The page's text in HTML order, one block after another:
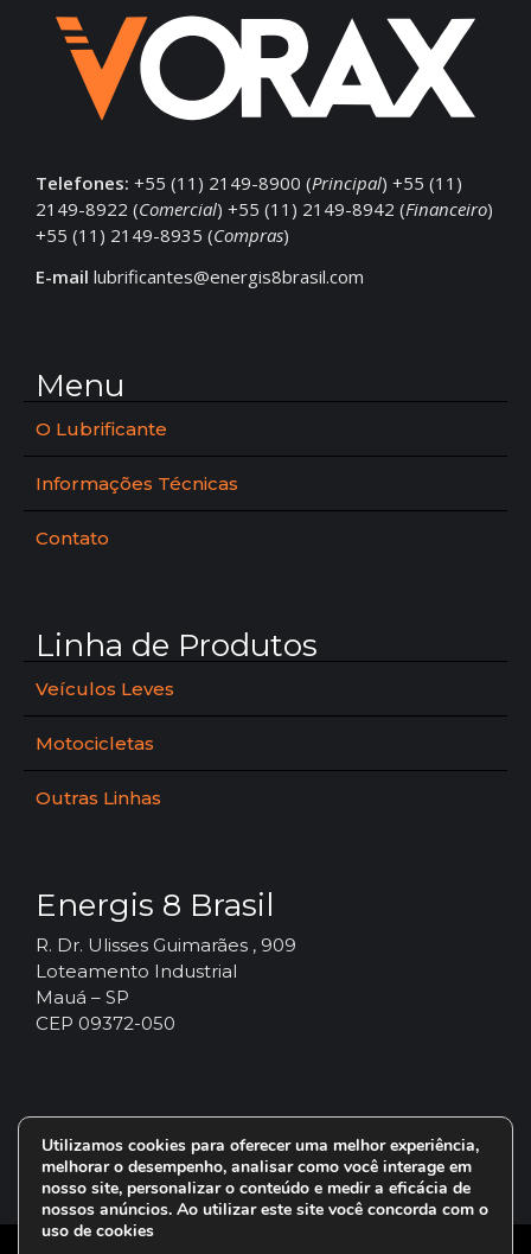
Telefones: +55 (11) 2149-8900 (Principal) +55 (11)
2149-8922 (Comercial) +55 (11) 2149-8942 (Financeiro)
+55 (11) 2149-8935 (Compras)
E-mail lubrificantes@energis8brasil.com
Menu
O Lubrificante
Informações Técnicas
Contato
Linha de Produtos
Veículos Leves
Motocicletas
Outras Linhas
Energis 8 Brasil
R. Dr. Ulisses Guimarães , 909
Loteamento Industrial
Mauá – SP
CEP 09372-050
Utilizamos cookies para oferecer uma melhor experiência,
melhorar o desempenho, analisar como você interage em
nosso site, personalizar o conteúdo e medir a eficácia de
nossos anúncios. Ao utilizar este site você concorda com o
uso de cookies